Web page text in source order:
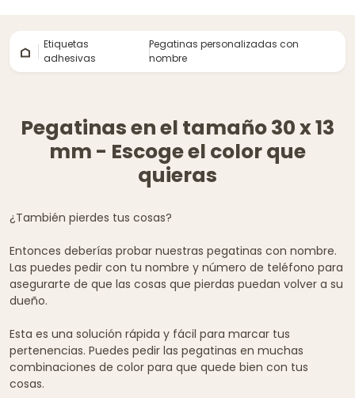
Etiquetas
adhesivas
Pegatinas personalizadas con
nombre
Pegatinas en el tamaño 30 x 13
mm - Escoge el color que
quieras
¿También pierdes tus cosas?
Entonces deberías probar nuestras pegatinas con nombre.
Las puedes pedir con tu nombre y número de teléfono para
asegurarte de que las cosas que pierdas puedan volver a su
dueño.
Esta es una solución rápida y fácil para marcar tus
pertenencias. Puedes pedir las pegatinas en muchas
combinaciones de color para que quede bien con tus
cosas.